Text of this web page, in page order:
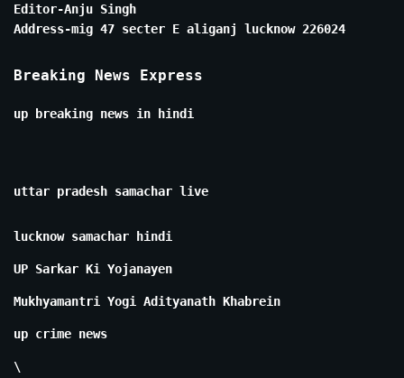
Editor-Anju Singh
Address-mig 47 secter E aliganj lucknow 226024
Breaking News Express
up breaking news in hindi
uttar pradesh samachar live
lucknow samachar hindi
UP Sarkar Ki Yojanayen
Mukhyamantri Yogi Adityanath Khabrein
up crime news
\